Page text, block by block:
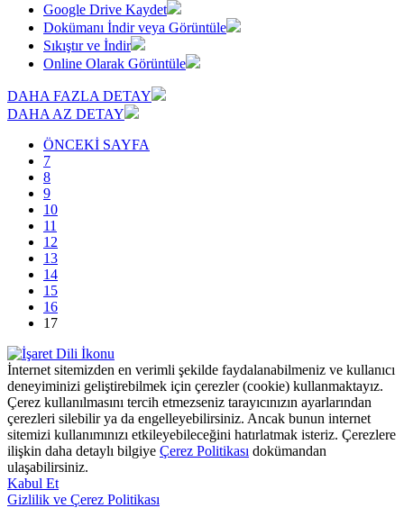
Google Drive Kaydet
Dokümanı İndir veya Görüntüle
Sıkıştır ve İndir
Online Olarak Görüntüle
DAHA FAZLA DETAY
DAHA AZ DETAY
ÖNCEKİ SAYFA
7
8
9
10
11
12
13
14
15
16
17
İnternet sitemizden en verimli şekilde faydalanabilmeniz ve kullanıcı
deneyiminizi geliştirebilmek için çerezler (cookie) kullanmaktayız.
Çerez kullanılmasını tercih etmezseniz tarayıcınızın ayarlarından
çerezleri silebilir ya da engelleyebilirsiniz. Ancak bunun internet
sitemizi kullanımınızı etkileyebileceğini hatırlatmak isteriz. Çerezlere
ilişkin daha detaylı bilgiye Çerez Politikası dokümandan
ulaşabilirsiniz.
Kabul Et
Gizlilik ve Çerez Politikası